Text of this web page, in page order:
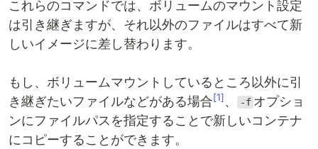
これらのコマンドでは、ボリュームのマウント設定
は引き継ぎますが、それ以外のファイルはすべて新
しいイメージに差し替わります。
もし、ボリュームマウントしているところ以外に引
き継ぎたいファイルなどがある場合[1]、 -f オプショ
ンにファイルパスを指定することで新しいコンテナ
にコピーすることができます。